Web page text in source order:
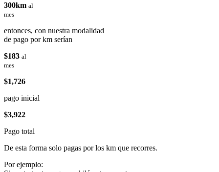
300km al
mes
entonces, con nuestra modalidad
de pago por km serían
$183 al
mes
$1,726
pago inicial
$3,922
Pago total
De esta forma solo pagas por los km que recorres.
Por ejemplo: